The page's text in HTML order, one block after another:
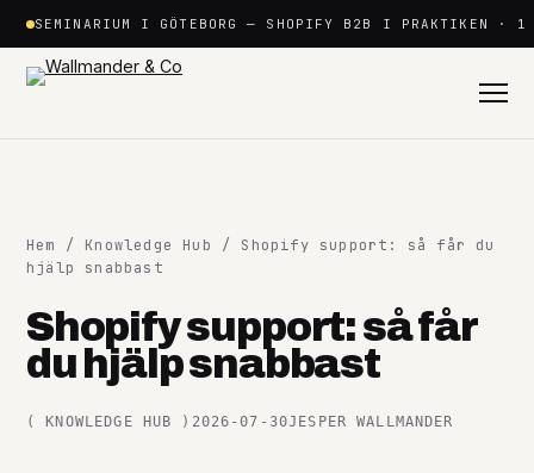
innehåll
SEMINARIUM I GÖTEBORG — SHOPIFY B2B I PRAKTIKEN · 1
Shopify
Hem / Knowledge Hub
/ Shopify support: så får du
hjälp snabbast
Shopify support: så får
du hjälp snabbast
( KNOWLEDGE HUB ) 2026-07-30JESPER WALLMANDER